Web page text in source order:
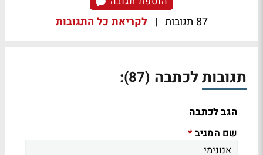
87 תגובות | לקריאת כל התגובות
תגובות לכתבה (87)
:
הגב לכתבה
שם המגיב *